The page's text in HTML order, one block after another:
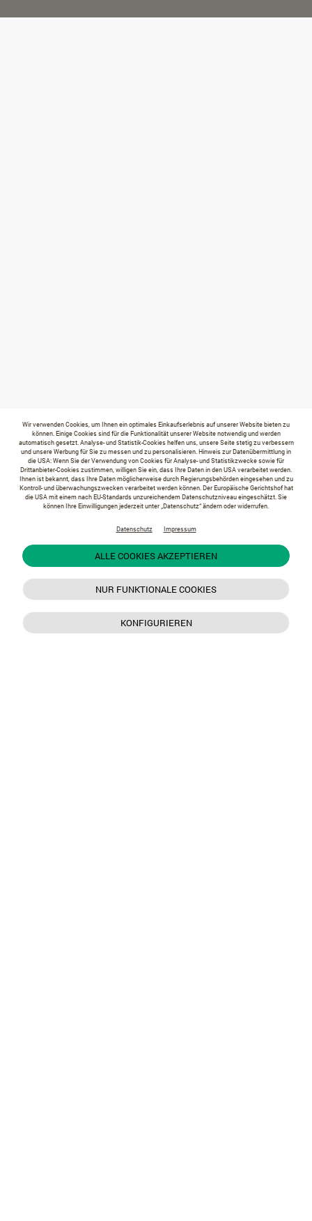
Wir verwenden Cookies, um Ihnen ein optimales Einkaufserlebnis auf unserer Website bieten zu
können. Einige Cookies sind für die Funktionalität unserer Website notwendig und werden
automatisch gesetzt. Analyse- und Statistik-Cookies helfen uns, unsere Seite stetig zu verbessern
und unsere Werbung für Sie zu messen und zu personalisieren. Hinweis zur Datenübermittlung in
die USA: Wenn Sie der Verwendung von Cookies für Analyse- und Statistikzwecke sowie für
Drittanbieter-Cookies zustimmen, willigen Sie ein, dass Ihre Daten in den USA verarbeitet werden.
Ihnen ist bekannt, dass Ihre Daten möglicherweise durch Regierungsbehörden eingesehen und zu
Kontroll- und überwachungszwecken verarbeitet werden können. Der Europäische Gerichtshof hat
die USA mit einem nach EU-Standards unzureichendem Datenschutzniveau eingeschätzt. Sie
können Ihre Einwilligungen jederzeit unter „Datenschutz“ ändern oder widerrufen.
Datenschutz Impressum
ALLE COOKIES AKZEPTIEREN
NUR FUNKTIONALE COOKIES
KONFIGURIEREN